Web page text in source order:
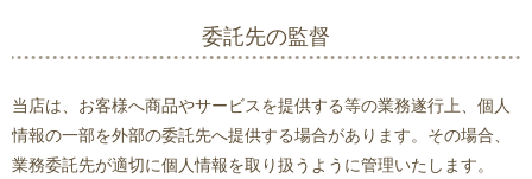
委託先の監督
当店は、お客様へ商品やサービスを提供する等の業務遂行上、個人
情報の一部を外部の委託先へ提供する場合があります。その場合、
業務委託先が適切に個人情報を取り扱うように管理いたします。